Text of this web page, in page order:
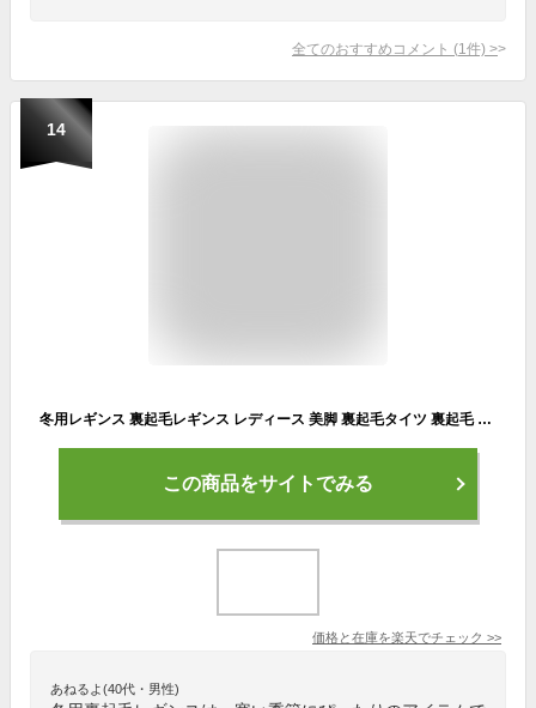
全てのおすすめコメント (1 件) >
14
冬用レギンス 裏起毛レギンス レディース 美脚 裏起毛タイツ 裏起毛 パンツ ヨガウェア スポーツウェア ランニング 冬用 暖かい ボトムス 防寒 ヨガ 女性 トレーニング ストレッチ 吸水速乾 無地 フィットネス ジム 運動着 機能性 伸縮性 ダイエット トレーニングウェア
この商品をサイトでみる
価格と在庫を楽天でチェック >>
あねるよ(40代・男性)